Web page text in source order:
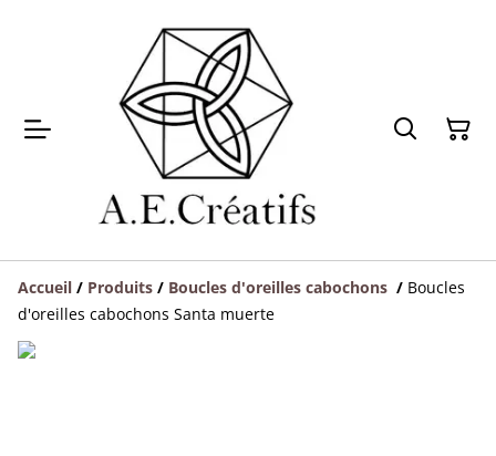
Accueil / Produits / Boucles d'oreilles cabochons / Boucles
d'oreilles cabochons Santa muerte